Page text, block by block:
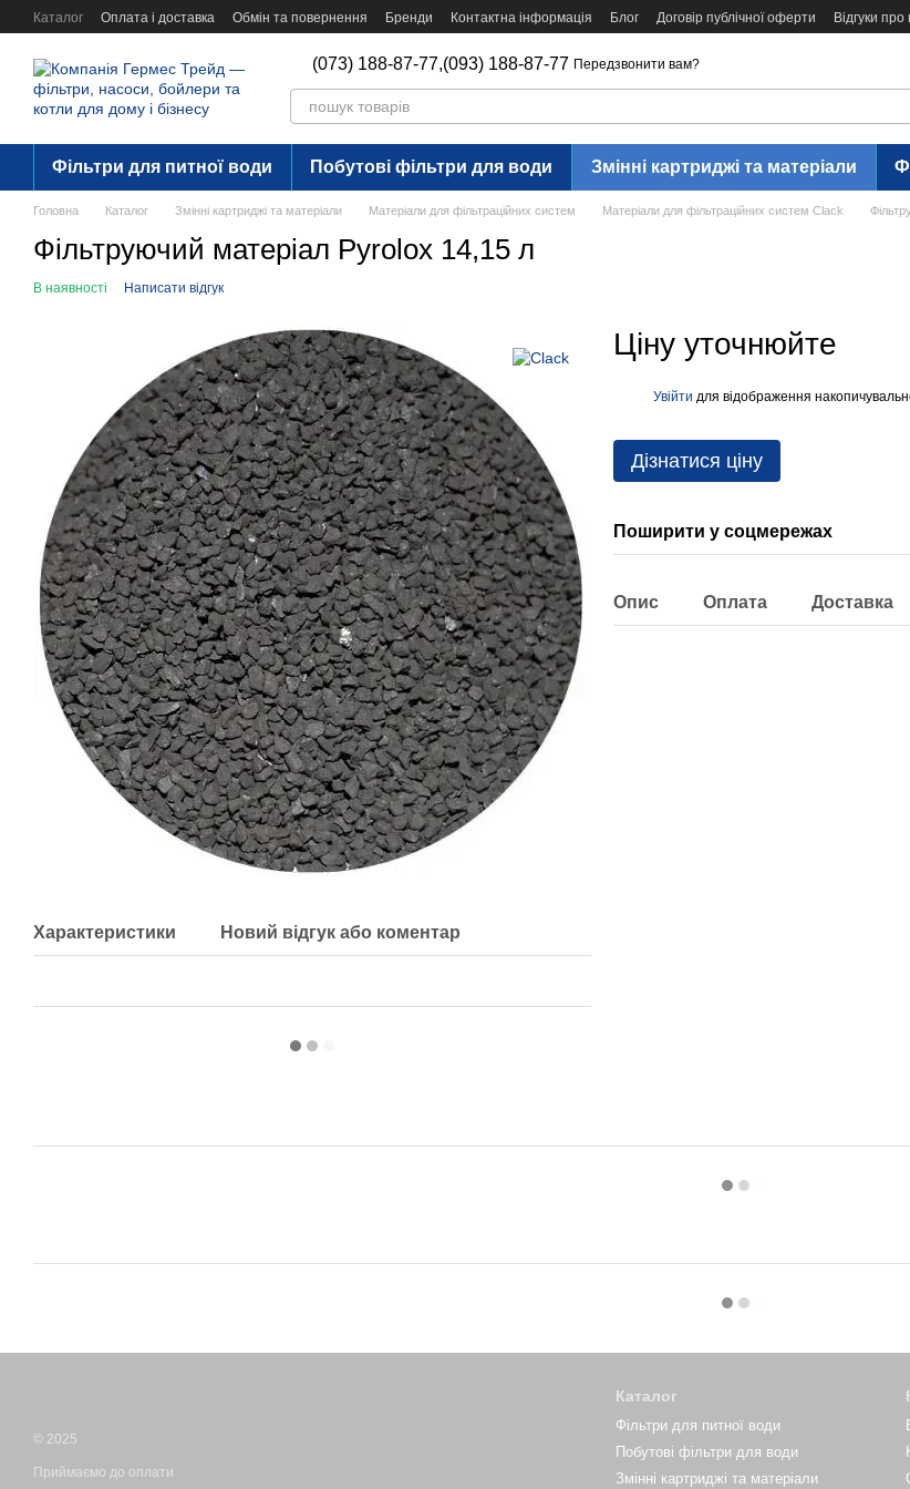
Перейти до основного контенту
Каталог Оплата і доставка Обмін та повернення Бренди Контактна інформація Блог Договір публічної оферти Відгуки
(073) 188-87-77,(093) 188-87-77 Передзвонити вам?
Фільтри для питної води Побутові фільтри для води Змінні картриджі та матеріали
Головна Каталог Змінні картриджі та матеріали Матеріали для фільтраційних систем Матеріали для фільтраційних систем Clack
Фільтруючий матеріал Pyrolox 14,15 л
В наявності Написати відгук
Характеристики Новий відгук або коментар
Ціну уточнюйте
Увійти для відображення
Дізнатися ціну
Поширити у соцмережах
Опис Оплата Доставка
© 2025
Приймаємо до оплати
Каталог
Фільтри для питної води
Побутові фільтри для води
Змінні картриджі та матеріали